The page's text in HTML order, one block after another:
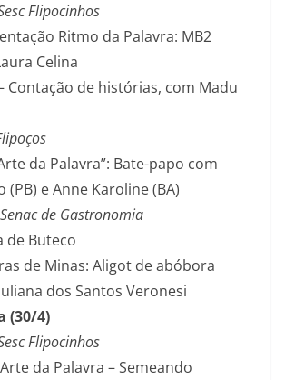
Flipocinhos
Ritmo da Palavra: MB2
Celina
Contação de histórias, com Madu
da Palavra”: Bate-papo com
(PB) e Anne Karoline (BA)
de Gastronomia
de Buteco
de Minas: Aligot de abóbora
dos Santos Veronesi
(30/4)
Flipocinhos
da Palavra – Semeando